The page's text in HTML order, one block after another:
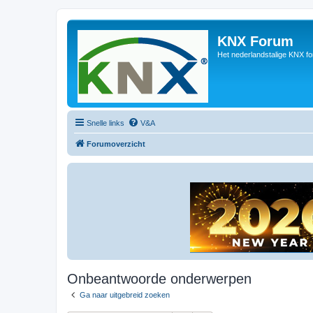
KNX Forum
Het nederlandstalige KNX
Snelle links V&A
Forumoverzicht
Onbeantwoorde onderwerpen
Ga naar uitgebreid zoeken